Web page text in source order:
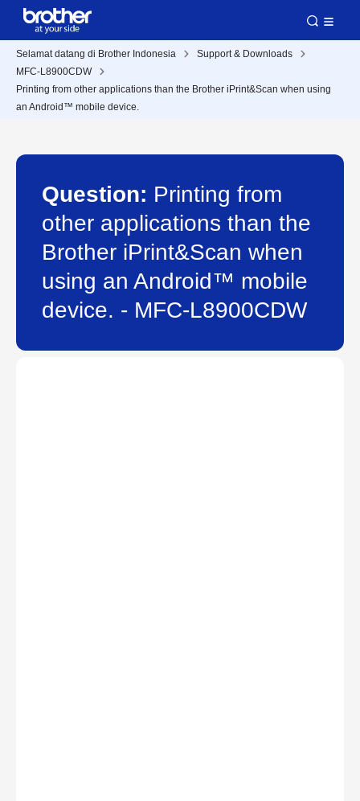
Selamat datang di Brother Indonesia
Support & Downloads
MFC-L8900CDW
Printing from other applications than the Brother iPrint&Scan when using
an Android™ mobile device.
Question: Printing from
other applications than the
Brother iPrint&Scan when
using an Android™ mobile
device. - MFC-L8900CDW